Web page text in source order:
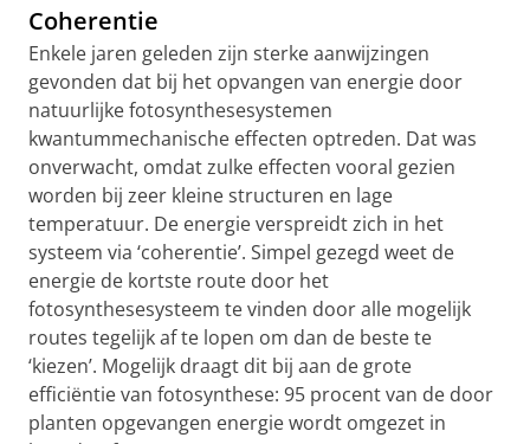
Coherentie
Enkele jaren geleden zijn sterke aanwijzingen
gevonden dat bij het opvangen van energie door
natuurlijke fotosynthesesystemen
kwantummechanische effecten optreden. Dat was
onverwacht, omdat zulke effecten vooral gezien
worden bij zeer kleine structuren en lage
temperatuur. De energie verspreidt zich in het
systeem via ‘coherentie’. Simpel gezegd weet de
energie de kortste route door het
fotosynthesesysteem te vinden door alle mogelijk
routes tegelijk af te lopen om dan de beste te
‘kiezen’. Mogelijk draagt dit bij aan de grote
efficiëntie van fotosynthese: 95 procent van de door
planten opgevangen energie wordt omgezet in